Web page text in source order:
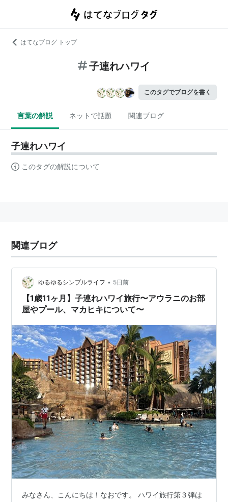
はてなブログ トップ
子連れハワイ
このタグでブログを書く
言葉の解説 ネットで話題 関連ブログ
子連れハワイ
このタグの解説について
関連ブログ
ゆるゆるシンプルライフ • 5日前
【1歳11ヶ月】子連れハワイ旅行〜アウラニのお部
屋やプール、マカヒキについて〜
みなさん、こんにちは！なおです。 ハワイ旅行第３弾は